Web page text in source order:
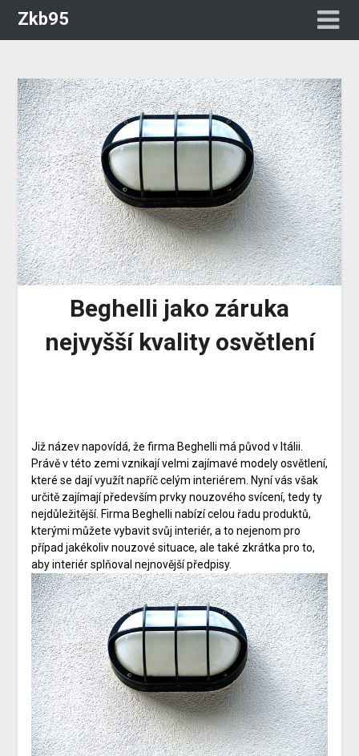
Zkb95
Beghelli jako záruka
nejvyšší kvality osvětlení
Již název napovídá, že firma Beghelli má původ v Itálii.
Právě v této zemi vznikají velmi zajímavé modely osvětlení,
které se dají využít napříč celým interiérem. Nyní vás však
určitě zajímají především prvky nouzového svícení, tedy ty
nejdůležitější. Firma Beghelli nabízí celou řadu produktů,
kterými můžete vybavit svůj interiér, a to nejenom pro
případ jakékoliv nouzové situace, ale také zkrátka pro to,
aby interiér splňoval nejnovější předpisy.